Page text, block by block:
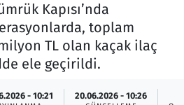
Kapısı’nda
toplam
TL olan kaçak ilaç
ele geçirildi.
- 10:21 20.06.2026 - 10:26